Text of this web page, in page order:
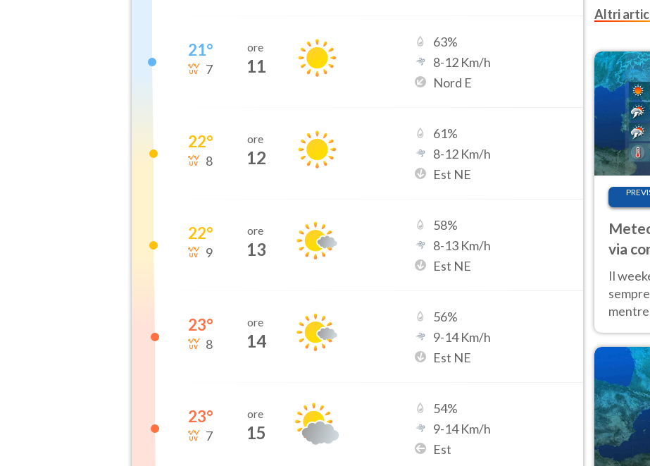
21°
7
ore
11
63%
8-12 Km/h
Nord E
22°
8
ore
12
61%
8-12 Km/h
Est NE
22°
9
ore
13
58%
8-13 Km/h
Est NE
23°
8
ore
14
56%
9-14Km/h
Est NE
23°
7
ore
15
54%
9-14Km/h
Est
Altri
via
caldo
Il
calore